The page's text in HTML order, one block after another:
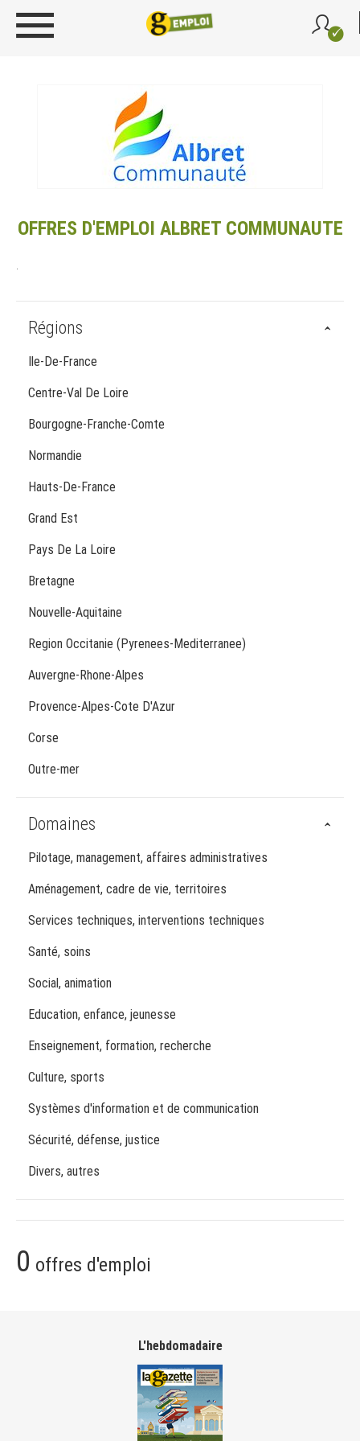
OFFRES D'EMPLOI ALBRET COMMUNAUTE
Régions
Ile-De-France
Centre-Val De Loire
Bourgogne-Franche-Comte
Normandie
Hauts-De-France
Grand Est
Pays De La Loire
Bretagne
Nouvelle-Aquitaine
Region Occitanie (Pyrenees-Mediterranee)
Auvergne-Rhone-Alpes
Provence-Alpes-Cote D'Azur
Corse
Outre-mer
Domaines
Pilotage, management, affaires administratives
Aménagement, cadre de vie, territoires
Services techniques, interventions techniques
Santé, soins
Social, animation
Education, enfance, jeunesse
Enseignement, formation, recherche
Culture, sports
Systèmes d'information et de communication
Sécurité, défense, justice
Divers, autres
0 offres d'emploi
L'hebdomadaire